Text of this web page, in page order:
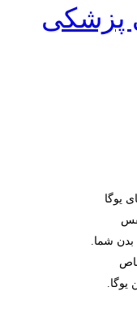
پزشکی
یوگا
بدن شما.
یوگا.